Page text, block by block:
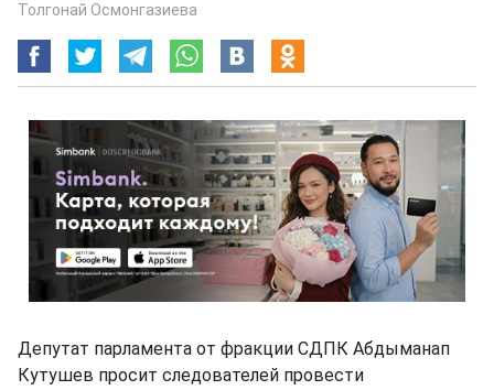
Толгонай Осмонгазиева
Депутат парламента от фракции СДПК Абдыманап
Кутушев просит следователей провести